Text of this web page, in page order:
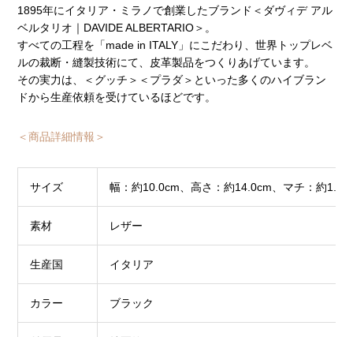
1895年にイタリア・ミラノで創業したブランド＜ダヴィデ アル
ベルタリオ｜DAVIDE ALBERTARIO＞。
すべての工程を「made in ITALY」にこだわり、世界トップレベ
ルの裁断・縫製技術にて、皮革製品をつくりあげています。
その実力は、＜グッチ＞＜プラダ＞といった多くのハイブラン
ドから生産依頼を受けているほどです。
＜商品詳細情報＞
サイズ 幅：約10.0cm、高さ：約14.0cm、マチ：約
素材 レザー
生産国 イタリア
カラー ブラック